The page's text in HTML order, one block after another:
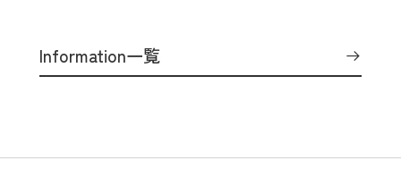
Information一覧